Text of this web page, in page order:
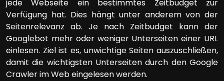
jede Webseite ein bestimmtes Zeitbudget zur
Verfügung hat. Dies hängt unter anderem von der
Seitenrelevanz ab. Je nach Zeitbudget kann der
Googlebot mehr oder weniger Unterseiten einer URL
einlesen. Ziel ist es, unwichtige Seiten auszuschließen,
damit die wichtigsten Unterseiten durch den Google
Crawler im Web eingelesen werden.